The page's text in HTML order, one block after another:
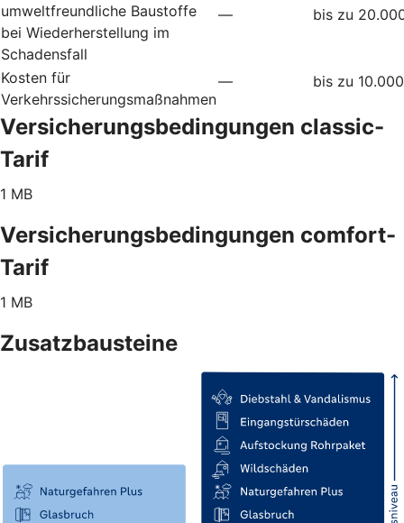
umweltfreundliche Baustoffe
bei Wiederherstellung im
Schadensfall
— bis zu
Kosten für
Verkehrssicherungsmaßnahmen
— bis zu
Versicherungsbedingungen classic-
Tarif
1 MB
Versicherungsbedingungen comfort-
Tarif
1 MB
Zusatzbausteine